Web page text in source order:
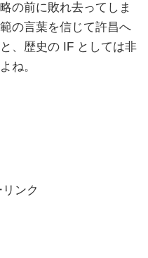
の前に敗れ去ってしま
の言葉を信じて許昌へ
、歴史の IF としては非
ね。
ンク